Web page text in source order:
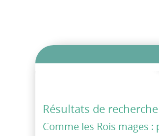
Résultats de recherche
Comme les Rois mages :